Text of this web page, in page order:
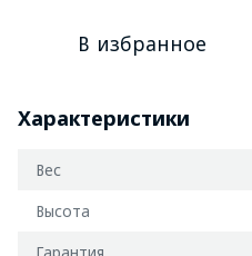
В избранное
Характеристики
Вес
Высота
Гарантия